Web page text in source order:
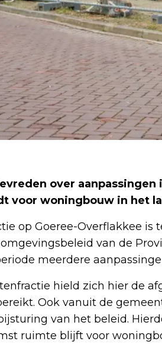
over
voor woningbouw in het
op Goeree-Overflakkee
van de
meerdere
hield zich hier de
Ook vanuit de
van het beleid.
ruimte blijft voor